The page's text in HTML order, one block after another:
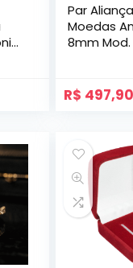
Par
Moedas
8mm
R$ 497,90